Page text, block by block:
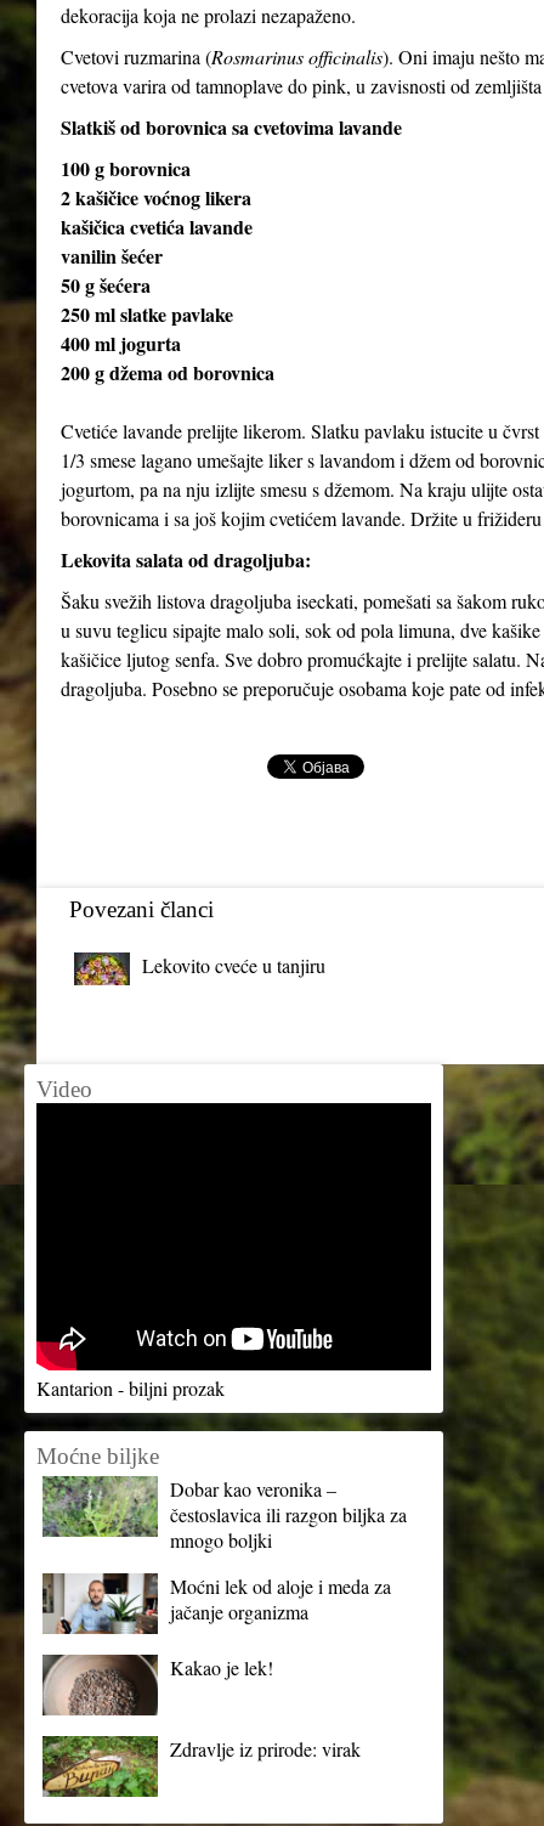
dekoracija koja ne prolazi nezapaženo.
Cvetovi ruzmarina (Rosmarinus officinalis). Oni imaju nešto
cvetova varira od tamnoplave do pink, u zavisnosti od
Slatkiš od borovnica sa cvetovima lavande
100 g borovnica
2 kašičice voćnog likera
kašičica cvetića lavande
vanilin šećer
50 g šećera
250 ml slatke pavlake
400 ml jogurta
200 g džema od borovnica
Cvetiće lavande prelijte likerom. Slatku pavlaku istucite u
1/3 smese lagano umešajte liker s lavandom i džem od
jogurtom, pa na nju izlijte smesu s džemom. Na kraju ulijte
borovnicama i sa još kojim cvetićem lavande. Držite u
Lekovita salata od dragoljuba:
Šaku svežih listova dragoljuba iseckati, pomešati sa šakom
u suvu teglicu sipajte malo soli, sok od pola limuna, dve
kašičice ljutog senfa. Sve dobro promućkajte i prelijte salatu.
dragoljuba. Posebno se preporučuje osobama koje pate od
Povezani članci
Lekovito cveće u tanjiru
Video
Kantarion - biljni prozak
Moćne biljke
Dobar kao veronika –
čestoslavica ili razgon biljka za
mnogo boljki
Moćni lek od aloje i meda za
jačanje organizma
Kakao je lek!
Zdravlje iz prirode: virak